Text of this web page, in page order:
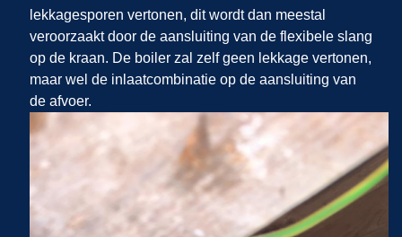
lekkagesporen vertonen, dit wordt dan meestal
veroorzaakt door de aansluiting van de flexibele slang
op de kraan. De boiler zal zelf geen lekkage vertonen,
maar wel de inlaatcombinatie op de aansluiting van
de afvoer.